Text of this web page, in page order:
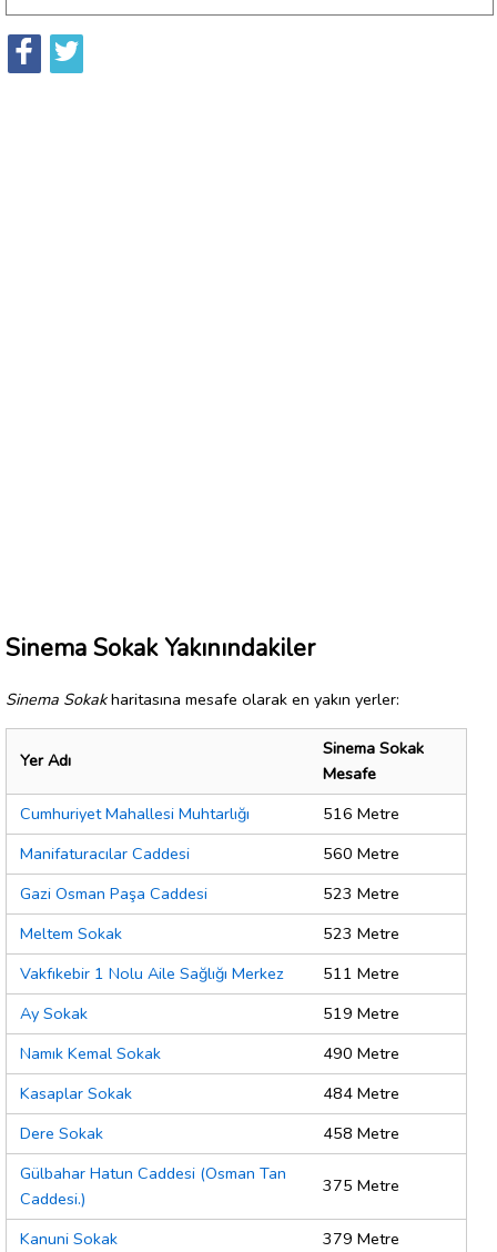
Sinema Sokak Yakınındakiler
Sinema Sokakharitasına mesafe olarak en yakın yerler:
Yer Adı
Sinema Sokak
Mesafe
Cumhuriyet Mahallesi Muhtarlığı
516 Metre
Manifaturacılar Caddesi
560 Metre
Gazi Osman Paşa Caddesi
523 Metre
Meltem Sokak
523 Metre
Vakfıkebir 1 Nolu Aile Sağlığı Merkez
511 Metre
Ay Sokak
519 Metre
Namık Kemal Sokak
490 Metre
Kasaplar Sokak
484 Metre
Dere Sokak
458 Metre
Gülbahar Hatun Caddesi (Osman Tan
Caddesi.)
375 Metre
Kanuni Sokak
379 Metre